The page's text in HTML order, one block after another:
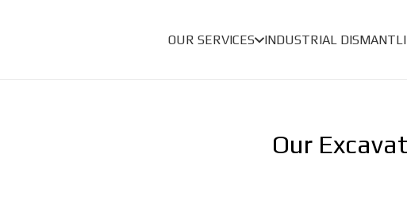
OUR SERVICES INDUSTRIAL
Our